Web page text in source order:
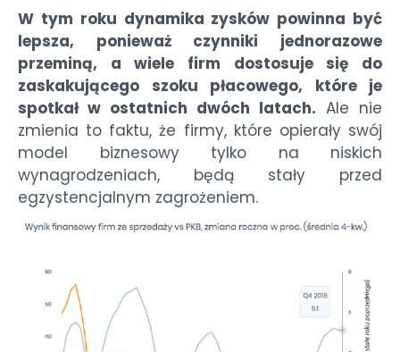
W tym roku dynamika zysków powinna być
lepsza, ponieważ czynniki jednorazowe
przeminą, a wiele firm dostosuje się do
zaskakującego szoku płacowego, które je
spotkał w ostatnich dwóch latach. Ale nie
zmienia to faktu, że firmy, które opierały swój
model biznesowy tylko na niskich
wynagrodzeniach, będą stały przed
egzystencjalnym zagrożeniem.